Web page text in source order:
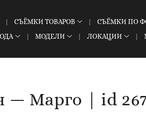
СЪЁМКИ ТОВАРОВ СЪЁМКИ ПО
МОДЕЛИ ЛОКАЦИИ
— Марго | id